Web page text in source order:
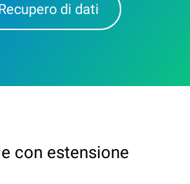
di dati
con estensione